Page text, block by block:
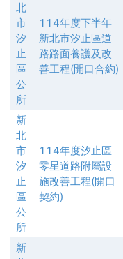
北
市
汐
止
區
公
所
114年度下半年
新北市汐止區道
路路面養護及改
善工程(開口合約)
新
北
市
汐
止
區
公
所
114年度汐止區
零星道路附屬設
施改善工程(開口
契約)
新